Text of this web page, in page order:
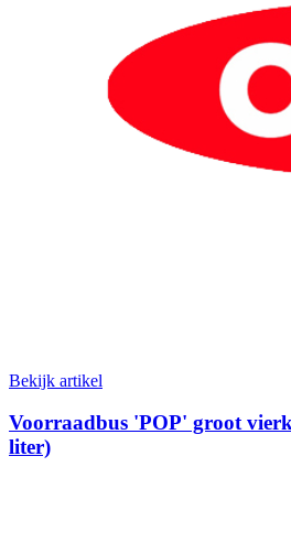
Bekijk artikel
Voorraadbus 'POP' groot
liter)